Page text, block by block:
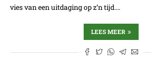
vies van een uitdaging op z’n tijd.…
LEES MEER